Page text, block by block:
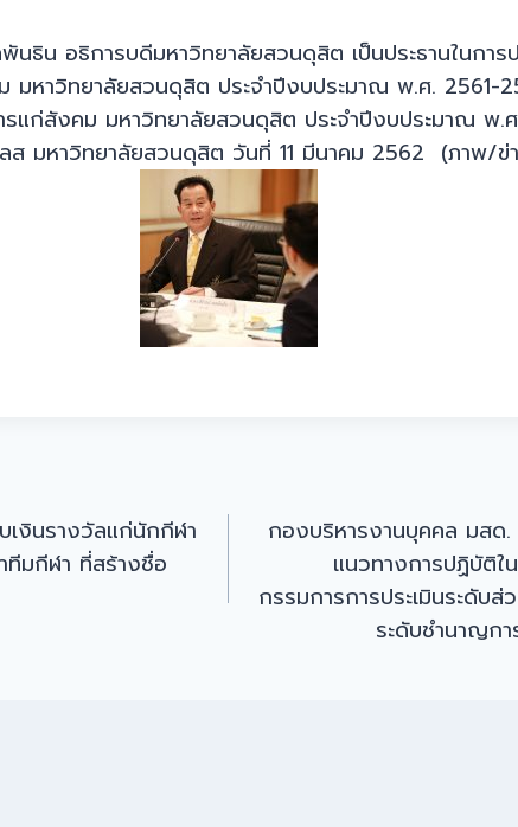
นธิน อธิการบดีมหาวิทยาลัยสวนดุสิต เป็นประธานในการ
มหาวิทยาลัยสวนดุสิต ประจำปีงบประมาณ พ.ศ. 2561-
ารแก่สังคม มหาวิทยาลัยสวนดุสิต ประจำปีงบประมาณ
ลส มหาวิทยาลัยสวนดุสิต วันที่ 11 มีนาคม 2562 (ภาพ/
งินรางวัลแก่นักกีฬา
มกีฬา ที่สร้างชื่อ
กองบริหารงานบุคคล มสด
แนวทางการปฏิบัติใ
กรรมการการประเมินระดับ
ระดับชำนาญก